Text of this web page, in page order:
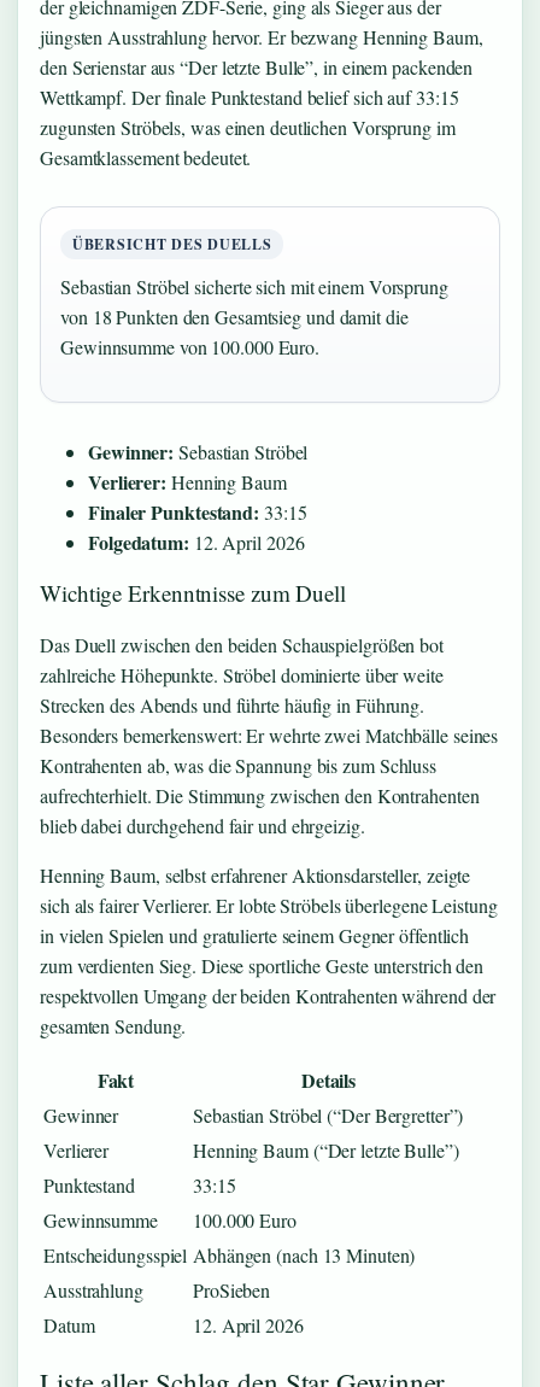
der gleichnamigen ZDF-Serie, ging als Sieger aus der
jüngsten Ausstrahlung hervor. Er bezwang Henning Baum,
den Serienstar aus “Der letzte Bulle”, in einem packenden
Wettkampf. Der finale Punktestand belief sich auf 33:15
zugunsten Ströbels, was einen deutlichen Vorsprung im
Gesamtklassement bedeutet.
ÜBERSICHT DES DUELLS
Sebastian Ströbel sicherte sich mit einem Vorsprung
von 18 Punkten den Gesamtsieg und damit die
Gewinnsumme von 100.000 Euro.
Gewinner: Sebastian Ströbel
Verlierer: Henning Baum
Finaler Punktestand: 33:15
Folgedatum: 12. April 2026
Wichtige Erkenntnisse zum Duell
Das Duell zwischen den beiden Schauspielgrößen bot
zahlreiche Höhepunkte. Ströbel dominierte über weite
Strecken des Abends und führte häufig in Führung.
Besonders bemerkenswert: Er wehrte zwei Matchbälle seines
Kontrahenten ab, was die Spannung bis zum Schluss
aufrechterhielt. Die Stimmung zwischen den Kontrahenten
blieb dabei durchgehend fair und ehrgeizig.
Henning Baum, selbst erfahrener Aktionsdarsteller, zeigte
sich als fairer Verlierer. Er lobte Ströbels überlegene Leistung
in vielen Spielen und gratulierte seinem Gegner öffentlich
zum verdienten Sieg. Diese sportliche Geste unterstrich den
respektvollen Umgang der beiden Kontrahenten während der
gesamten Sendung.
Fakt Details
Gewinner
Sebastian Ströbel (“Der Bergretter”)
Verlierer
Henning Baum (“Der letzte Bulle”)
Punktestand
33:15
Gewinnsumme
100.000 Euro
Entscheidungsspiel Abhängen (nach 13 Minuten)
Ausstrahlung
ProSieben
Datum
12. April 2026